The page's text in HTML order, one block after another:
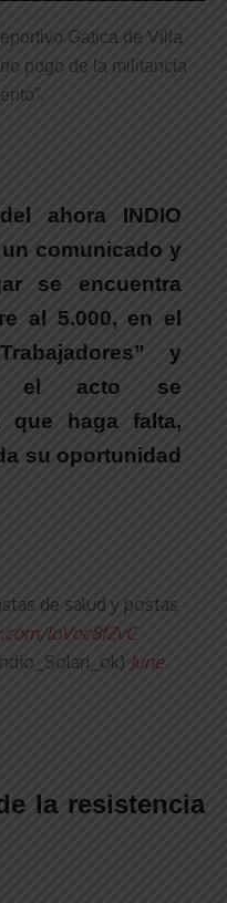
Gatica de Villa
pogo de la militancia
ahora INDIO
comunicado y
se encuentra
al 5.000, en el
y
el acto se
que haga falta,
su oportunidad
de salud y postas
loVoc8fZvC
June
la resistencia